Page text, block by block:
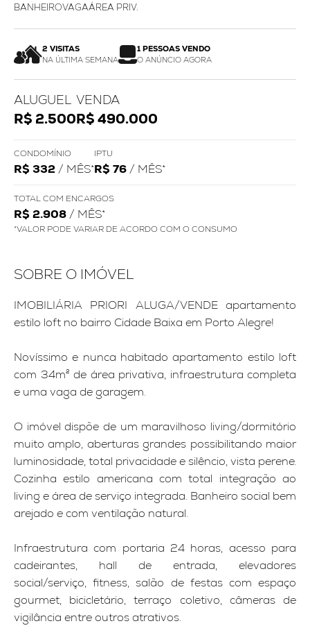
BANHEIROVAGAÁREA PRIV.
2 VISITAS
NA ÚLTIMA SEMANA
1 PESSOAS VENDO
O ANÚNCIO AGORA
ALUGUEL
R$ 2.500
VENDA
R$ 490.000
CONDOMÍNIO
R$ 332 / MÊS*
IPTU
R$ 76 / MÊS*
TOTAL COM ENCARGOS
R$ 2.908 / MÊS*
*VALOR PODE VARIAR DE ACORDO COM O CONSUMO
SOBRE O IMÓVEL
IMOBILIÁRIA PRIORI ALUGA/VENDE apartamento
estilo loft no bairro Cidade Baixa em Porto Alegre!
Novíssimo e nunca habitado apartamento estilo loft
com 34m² de área privativa, infraestrutura completa
e uma vaga de garagem.
O imóvel dispõe de um maravilhoso living/dormitório
muito amplo, aberturas grandes possibilitando maior
luminosidade, total privacidade e silêncio, vista perene.
Cozinha estilo americana com total integração ao
living e área de serviço integrada. Banheiro social bem
arejado e com ventilação natural.
Infraestrutura com portaria 24 horas, acesso para
cadeirantes, hall de entrada, elevadores
social/serviço, fitness, salão de festas com espaço
gourmet, bicicletário, terraço coletivo, câmeras de
vigilância entre outros atrativos.